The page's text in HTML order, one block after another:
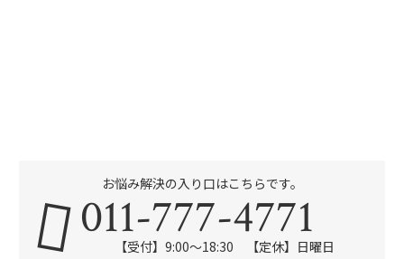
お悩み解決の入り口はこちらです。
011-777-4771
【受付】9:00～18:30 【定休】日曜日